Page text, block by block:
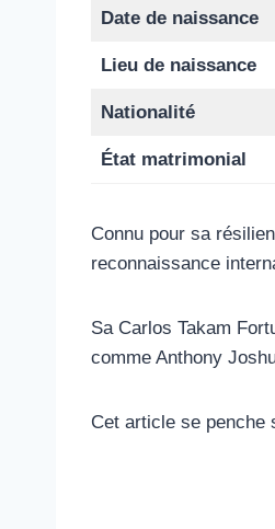
Date de naissance
Lieu de naissance
Nationalité
État matrimonial
Connu pour sa
reconnaissance
Sa Carlos Takam
comme Anthony
Cet article se penche